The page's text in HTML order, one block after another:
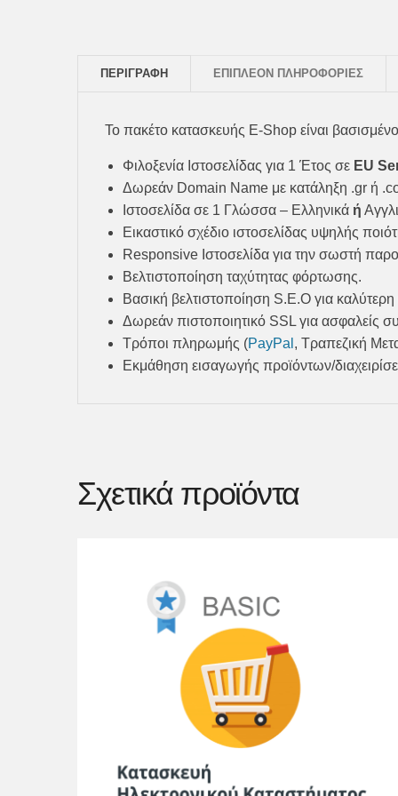
ΠΕΡΙΓΡΑΦΉ ΕΠΙΠΛΈΟΝ ΠΛΗΡΟΦΟΡΊΕΣ
Το πακέτο κατασκευής E-Shop είναι
Φιλοξενία Ιστοσελίδας για 1 Έτος σε EU
Δωρεάν Domain Name με κατάληξη .gr ή
Ιστοσελίδα σε 1 Γλώσσα – Ελληνικά ή
Εικαστικό σχέδιο ιστοσελίδας υψηλής
Responsive Ιστοσελίδα για την σωστή
Βελτιστοποίηση ταχύτητας φόρτωσης.
Βασική βελτιστοποίηση S.E.O για
Δωρεάν πιστοποιητικό SSL για ασφαλείς
Τρόποι πληρωμής (PayPal , Τραπεζική
Εκμάθηση εισαγωγής προϊόντων/
Σχετικά προϊόντα